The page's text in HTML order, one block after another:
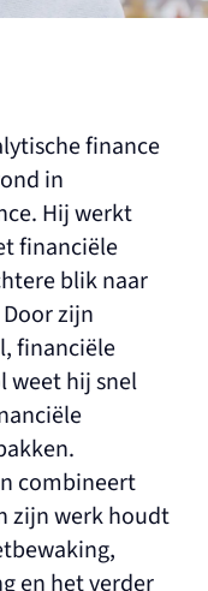
finance
in
Hij werkt
financiële
blik naar
zijn
financiële
weet hij snel
combineert
zijn werk houdt
en het verder